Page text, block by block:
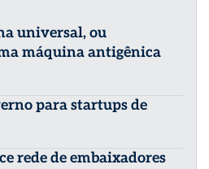
universal, ou
máquina antigênica
para startups de
rede de embaixadores